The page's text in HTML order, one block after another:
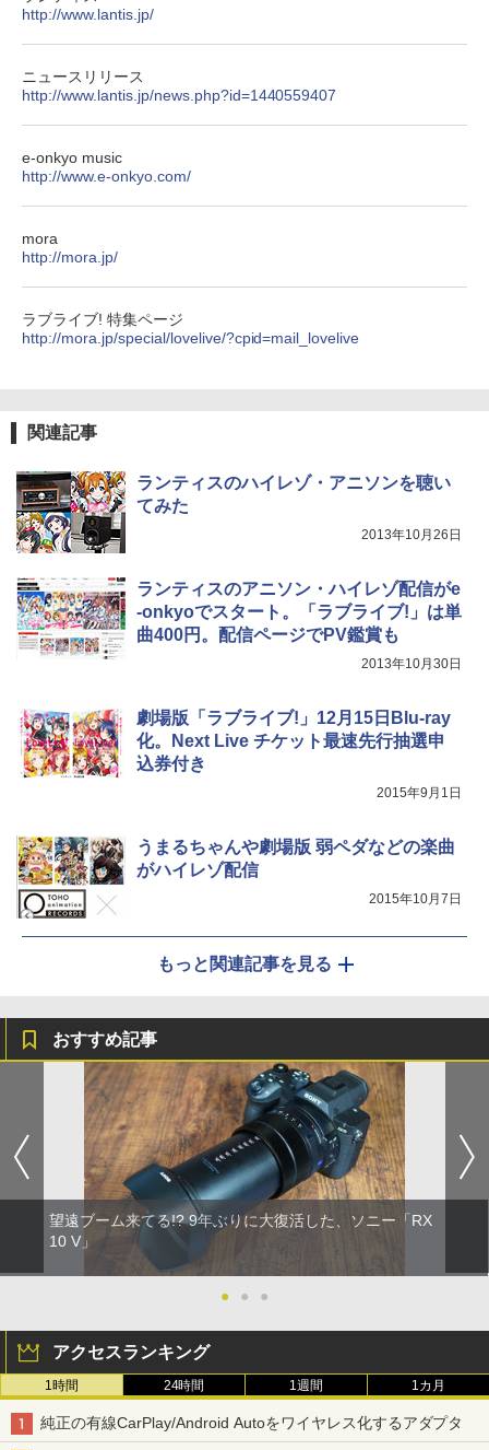
http://www.lantis.jp/
ニュースリリース
http://www.lantis.jp/news.php?id=1440559407
e-onkyo music
http://www.e-onkyo.com/
mora
http://mora.jp/
ラブライブ! 特集ページ
http://mora.jp/special/lovelive/?cpid=mail_lovelive
関連記事
ランティスのハイレゾ・アニソンを聴い
てみた
2013年10月26日
ランティスのアニソン・ハイレゾ配信がe
-onkyoでスタート。「ラブライブ!」は単
曲400円。配信ページでPV鑑賞も
2013年10月30日
劇場版「ラブライブ!」12月15日Blu-ray
化。Next Live チケット最速先行抽選申
込券付き
2015年9月1日
うまるちゃんや劇場版 弱ペダなどの楽曲
がハイレゾ配信
2015年10月7日
もっと関連記事を見る
おすすめ記事
望遠ブーム来てる!? 9年ぶりに大復活した、ソニー「RX
10 V」
● ● ●
アクセスランキング
1時間 24時間 1週間 1カ月
純正の有線CarPlay/Android Autoをワイヤレス化するアダプタ